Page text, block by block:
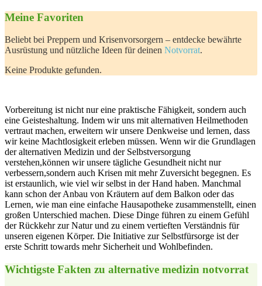
Meine Favoriten
Beliebt bei Preppern und Krisenvorsorgern – entdecke bewährte
Ausrüstung und ‌nützliche Ideen für deinen Notvorrat.
Keine Produkte gefunden.
Vorbereitung ist nicht nur eine praktische Fähigkeit, sondern auch
eine Geisteshaltung. Indem wir uns mit alternativen Heilmethoden
vertraut machen, erweitern wir unsere Denkweise und lernen, dass
wir keine Machtlosigkeit erleben müssen. Wenn wir die Grundlagen
der alternativen Medizin und der⁢ Selbstversorgung
verstehen,können wir unsere tägliche Gesundheit nicht nur
verbessern,sondern auch Krisen mit mehr ‌Zuversicht begegnen. Es
ist erstaunlich, wie viel wir selbst in der Hand haben. Manchmal
kann schon der Anbau von Kräutern auf dem Balkon oder das
Lernen, wie man ⁤eine⁢ einfache Hausapotheke⁤ zusammenstellt, einen
großen Unterschied machen. Diese Dinge⁢ führen zu einem Gefühl
der Rückkehr zur Natur und zu einem‌ vertieften Verständnis für
unseren eigenen Körper. Die Initiative ​zur ⁢Selbstfürsorge ist der
erste Schritt towards mehr Sicherheit und ​Wohlbefinden.
Wichtigste Fakten zu alternative medizin notvorrat